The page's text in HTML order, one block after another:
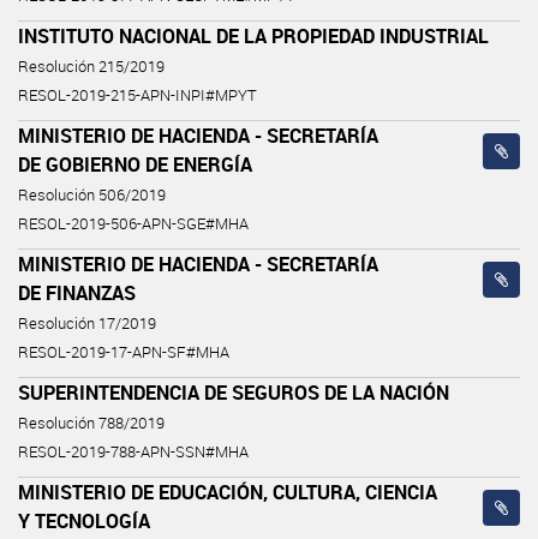
INSTITUTO NACIONAL DE LA PROPIEDAD INDUSTRIAL
Resolución 215/2019
RESOL-2019-215-APN-INPI#MPYT
MINISTERIO DE HACIENDA - SECRETARÍA
DE GOBIERNO DE ENERGÍA
Resolución 506/2019
RESOL-2019-506-APN-SGE#MHA
MINISTERIO DE HACIENDA - SECRETARÍA
DE FINANZAS
Resolución 17/2019
RESOL-2019-17-APN-SF#MHA
SUPERINTENDENCIA DE SEGUROS DE LA NACIÓN
Resolución 788/2019
RESOL-2019-788-APN-SSN#MHA
MINISTERIO DE EDUCACIÓN, CULTURA, CIENCIA
Y TECNOLOGÍA